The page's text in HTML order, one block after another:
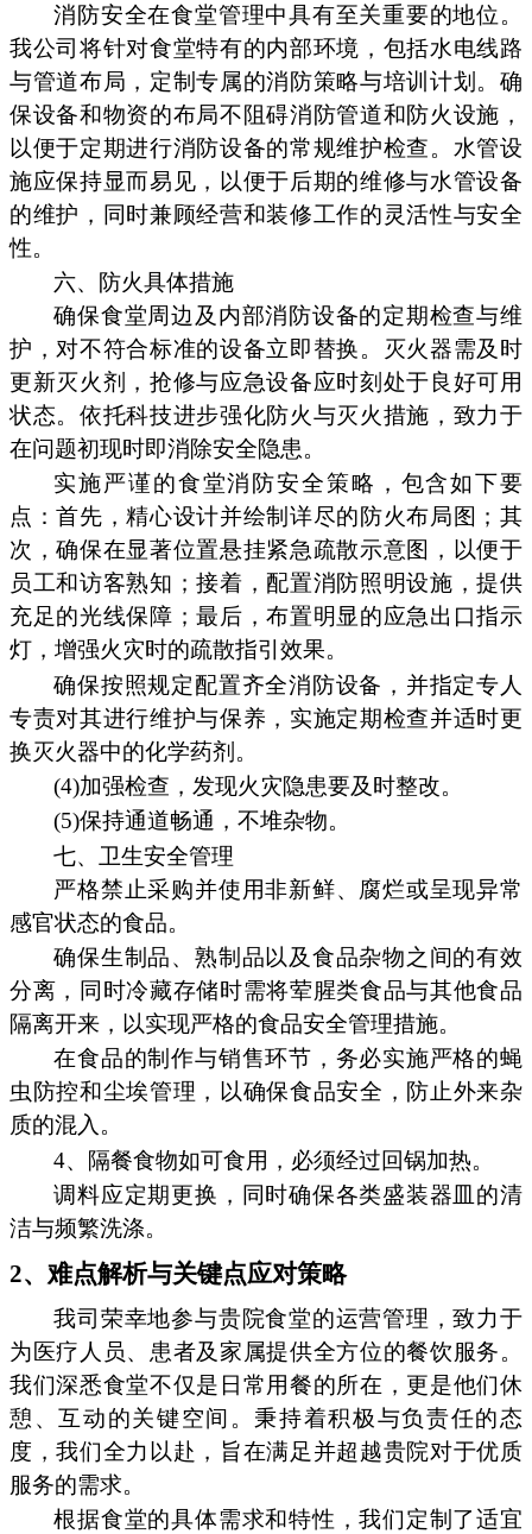
消防安全在食堂管理中具有至关重要的地位。
我公司将针对食堂特有的内部环境，包括水电线路
与管道布局，定制专属的消防策略与培训计划。确
保设备和物资的布局不阻碍消防管道和防火设施，
以便于定期进行消防设备的常规维护检查。水管设
施应保持显而易见，以便于后期的维修与水管设备
的维护，同时兼顾经营和装修工作的灵活性与安全
性。
六、防火具体措施
确保食堂周边及内部消防设备的定期检查与维
护，对不符合标准的设备立即替换。灭火器需及时
更新灭火剂，抢修与应急设备应时刻处于良好可用
状态。依托科技进步强化防火与灭火措施，致力于
在问题初现时即消除安全隐患。
实施严谨的食堂消防安全策略，包含如下要
点：首先，精心设计并绘制详尽的防火布局图；其
次，确保在显著位置悬挂紧急疏散示意图，以便于
员工和访客熟知；接着，配置消防照明设施，提供
充足的光线保障；最后，布置明显的应急出口指示
灯，增强火灾时的疏散指引效果。
确保按照规定配置齐全消防设备，并指定专人
专责对其进行维护与保养，实施定期检查并适时更
换灭火器中的化学药剂。
(4)加强检查，发现火灾隐患要及时整改。
(5)保持通道畅通，不堆杂物。
七、卫生安全管理
严格禁止采购并使用非新鲜、腐烂或呈现异常
感官状态的食品。
确保生制品、熟制品以及食品杂物之间的有效
分离，同时冷藏存储时需将荤腥类食品与其他食品
隔离开来，以实现严格的食品安全管理措施。
在食品的制作与销售环节，务必实施严格的蝇
虫防控和尘埃管理，以确保食品安全，防止外来杂
质的混入。
4、隔餐食物如可食用，必须经过回锅加热。
调料应定期更换，同时确保各类盛装器皿的清
洁与频繁洗涤。
2、难点解析与关键点应对策略
我司荣幸地参与贵院食堂的运营管理，致力于
为医疗人员、患者及家属提供全方位的餐饮服务。
我们深悉食堂不仅是日常用餐的所在，更是他们休
憩、互动的关键空间。秉持着积极与负责任的态
度，我们全力以赴，旨在满足并超越贵院对于优质
服务的需求。
根据食堂的具体需求和特性，我们定制了适宜